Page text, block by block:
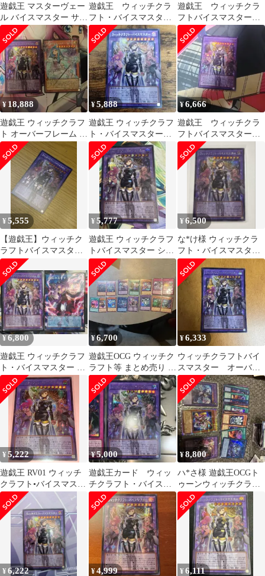
遊戯王 マスターヴェー
ル バイスマスター サン
ドリヨン テラコッタン
プリシク
遊戯王 ウィッチクラ
フト・バイスマスター
シークレットオーバー
フレーム
遊戯王 ウィッチクラ
フトバイスマスター
オーバーフレームシー
クレット
¥ 18,888
遊戯王 ウィッチクラフ
ト オーバーフレーム 2
枚セット
¥5,888
遊戯王 ウィッチクラフ
ト・バイスマスター
オーバーフレームシー
クレット 1枚
¥6,666
遊戯王 ウィッチクラ
フトバイスマスター
オーバーフレームシー
クレット
¥5,555
【遊戯王】ウィッチク
ラフトバイスマスター
オーバーフレーム シー
クレットレア
¥5,777
遊戯王 ウィッチクラフ
トバイスマスター シー
クレットレア オーバ
ーフレーム
¥6,500
な*け様 ウィッチクラ
フト・バイスマスター
シク オバフレ
¥6,800
遊戯王 ウィッチクラフ
ト・バイスマスター 破
械神王ヤマ オーバーフ
レーム
¥6,700
遊戯王OCG ウィッチク
ラフト等 まとめ売り 14
枚セット
¥6,333
ウィッチクラフトバイ
スマスター オーバー
フレーム
¥5,222
遊戯王 RV01 ウィッチ
クラフト•バイスマスタ
ー(オーバーFシク)
¥5,000
遊戯王カード ウィッ
チクラフト・バイスマ
スター オーバーフレー
ム シークレット
¥8,800
ハ*さ様 遊戯王OCGト
ゥーンウィッチクラフ
ト バイスマスター、
ファニー、その他
¥6,222 ¥4,999 ¥6,111